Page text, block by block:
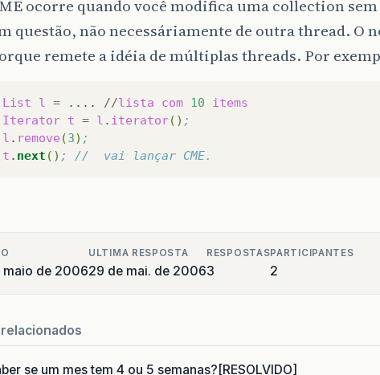
ocorre quando você modifica uma collection
questão, não necessáriamente de outra thread. O
remete a idéia de múltiplas threads. Por
List l = .... //lista com 10
items
Iterator t = l . iterator() ;
l . remove (3) ;
t . next () ; //  vai lançar CME.
maio de 2006
ULTIMA RESPOSTA
29 de mai. de 2006
RESPOSTAS
3
PARTICIPANTES
2
se um mes tem 4 ou 5 semanas?[RESOLVIDO]